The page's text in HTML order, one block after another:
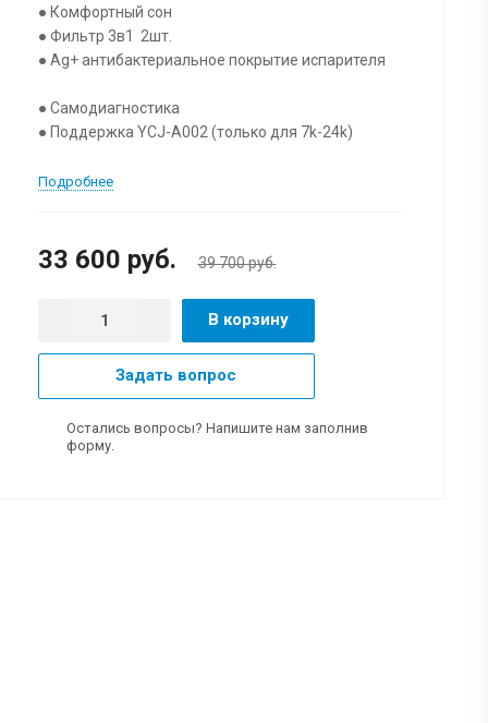
● Комфортный сон
● Фильтр 3в1 2шт.
● Ag+ антибактериальное покрытие испарителя
● Самодиагностика
● Поддержка YCJ-A002 (только для 7k-24k)
Подробнее
33 600 руб. 39 700 руб.
В корзину
Задать вопрос
Остались вопросы? Напишите нам заполнив
форму.